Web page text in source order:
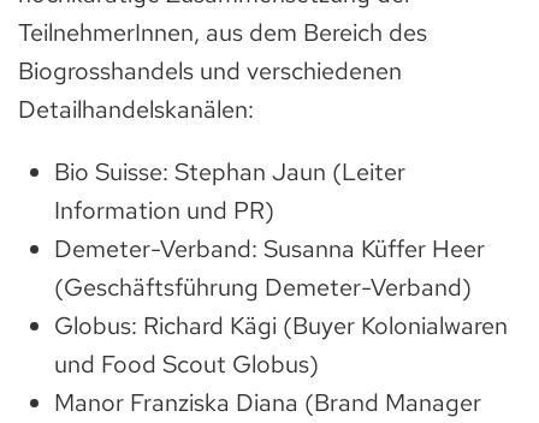
TeilnehmerInnen, aus dem Bereich des
Biogrosshandels und verschiedenen
Detailhandelskanälen:
Bio Suisse: Stephan Jaun (Leiter
Information und PR)
Demeter-Verband: Susanna Küffer Heer
(Geschäftsführung Demeter-Verband)
Globus: Richard Kägi (Buyer Kolonialwaren
und Food Scout Globus)
Manor Franziska Diana (Brand Manager